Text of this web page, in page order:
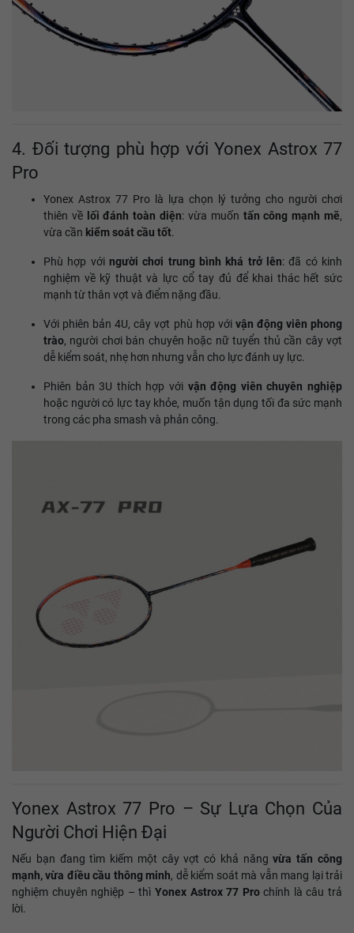
4. Đối tượng phù hợp với Yonex Astrox 77
Pro
Yonex Astrox 77 Pro là lựa chọn lý tưởng cho người chơi
thiên về lối đánh toàn diện: vừa muốn tấn công mạnh mẽ,
vừa cần kiểm soát cầu tốt.
Phù hợp với người chơi trung bình khá trở lên: đã có kinh
nghiệm về kỹ thuật và lực cổ tay đủ để khai thác hết sức
mạnh từ thân vợt và điểm nặng đầu.
Với phiên bản 4U, cây vợt phù hợp với vận động viên phong
trào, người chơi bán chuyên hoặc nữ tuyển thủ cần cây vợt
dễ kiểm soát, nhẹ hơn nhưng vẫn cho lực đánh uy lực.
Phiên bản 3U thích hợp với vận động viên chuyên nghiệp
hoặc người có lực tay khỏe, muốn tận dụng tối đa sức mạnh
trong các pha smash và phản công.
Yonex Astrox 77 Pro – Sự Lựa Chọn Của
Người Chơi Hiện Đại
Nếu bạn đang tìm kiếm một cây vợt có khả năngvừa tấn công
mạnh, vừa điều cầu thông minh, dễ kiểm soát mà vẫn mang lại trải
nghiệm chuyên nghiệp – thì Yonex Astrox 77 Prochính là câu trả
lời.